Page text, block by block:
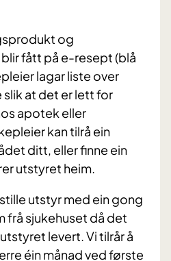
og
fått på e-resept (blå
lagar liste over
at det er lett for
apotek eller
kan tilrå ein
ditt, eller finne ein
utstyret heim.
utstyr med ein gong
frå sjukehuset då det
levert. Vi tilrår å
éin månad ved første